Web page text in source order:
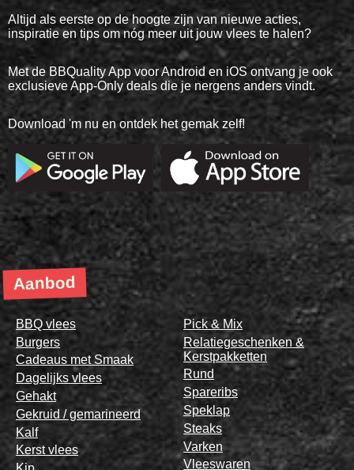
Altijd als eerste op de hoogte zijn van nieuwe acties,
inspiratie en tips om nóg meer uit jouw vlees te halen?
Met de BBQuality App voor Android en iOS ontvang je ook
exclusieve App-Only deals die je nergens anders vindt.
Download 'm nu en ontdek het gemak zelf!
Aanbod
BBQ vlees
Burgers
Cadeaus met Smaak
Dagelijks vlees
Gehakt
Gekruid / gemarineerd
Kalf
Kerst vlees
Pick & Mix
Relatiegeschenken &
Kerstpakketten
Rund
Spareribs
Speklap
Steaks
Varken
Vleeswaren